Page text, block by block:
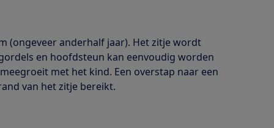
(ongeveer anderhalf jaar). Het zitje wordt
en hoofdsteun kan eenvoudig worden
met het kind. Een overstap naar een
van het zitje bereikt.